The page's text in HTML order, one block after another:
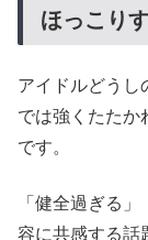
ほっこり
アイドルどうし
では強くたた
です。
「健全過ぎる
容に共感する話